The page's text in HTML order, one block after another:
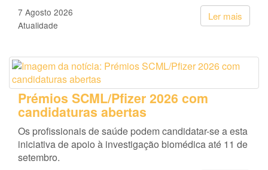
Ler mais
7 Agosto 2026
Atualidade
Prémios SCML/Pfizer 2026 com
candidaturas abertas
Os profissionais de saúde podem candidatar-se a esta
iniciativa de apoio à investigação biomédica até 11 de
setembro.